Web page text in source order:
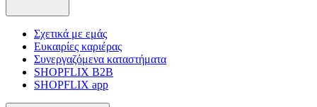
Σχετικά με εμάς
Ευκαιρίες καριέρας
Συνεργαζόμενα καταστήματα
SHOPFLIX B2B
SHOPFLIX app